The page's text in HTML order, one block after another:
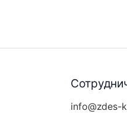
info@zdes-